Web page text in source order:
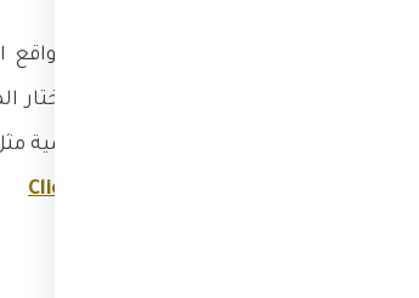
بلا منازع يعتبر أفضل
صاحب المنتج وبينك وتختار
قليلا فأكثرها منتجات رقمية
ClickBank